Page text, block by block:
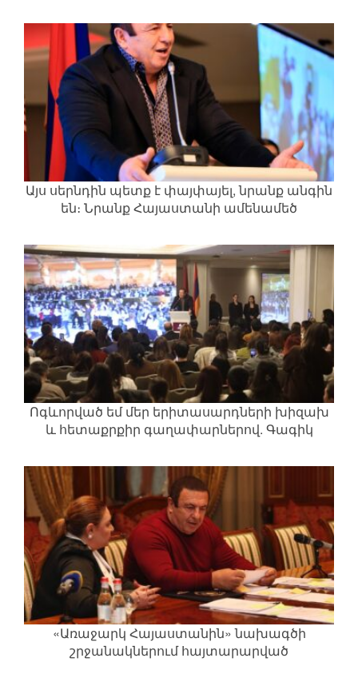
Այս սերնդին պետք է փայփայել, նրանք անգին
են։ Նրանք Հայաստանի ամենամեծ
Ոգևորված եմ մեր երիտասարդների խիզախ
և հետաքրքիր գաղափարներով. Գագիկ
«Առաջարկ Հայաստանին» նախագծի
շրջանակներում հայտարարված